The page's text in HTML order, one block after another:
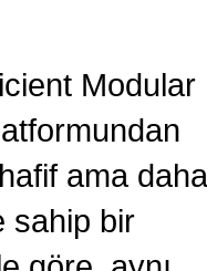
Modular
ama daha
sahip bir